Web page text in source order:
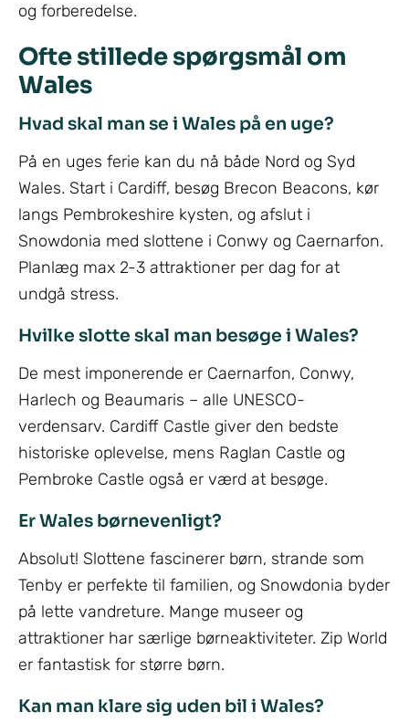
og forberedelse.
Ofte stillede spørgsmål om
Wales
Hvad skal man se i Wales på en uge?
På en uges ferie kan du nå både Nord og Syd
Wales. Start i Cardiff, besøg Brecon Beacons, kør
langs Pembrokeshire kysten, og afslut i
Snowdonia med slottene i Conwy og Caernarfon.
Planlæg max 2-3 attraktioner per dag for at
undgå stress.
Hvilke slotte skal man besøge i Wales?
De mest imponerende er Caernarfon, Conwy,
Harlech og Beaumaris – alle UNESCO-
verdensarv. Cardiff Castle giver den bedste
historiske oplevelse, mens Raglan Castle og
Pembroke Castle også er værd at besøge.
Er Wales børnevenligt?
Absolut! Slottene fascinerer børn, strande som
Tenby er perfekte til familien, og Snowdonia byder
på lette vandreture. Mange museer og
attraktioner har særlige børneaktiviteter. Zip World
er fantastisk for større børn.
Kan man klare sig uden bil i Wales?